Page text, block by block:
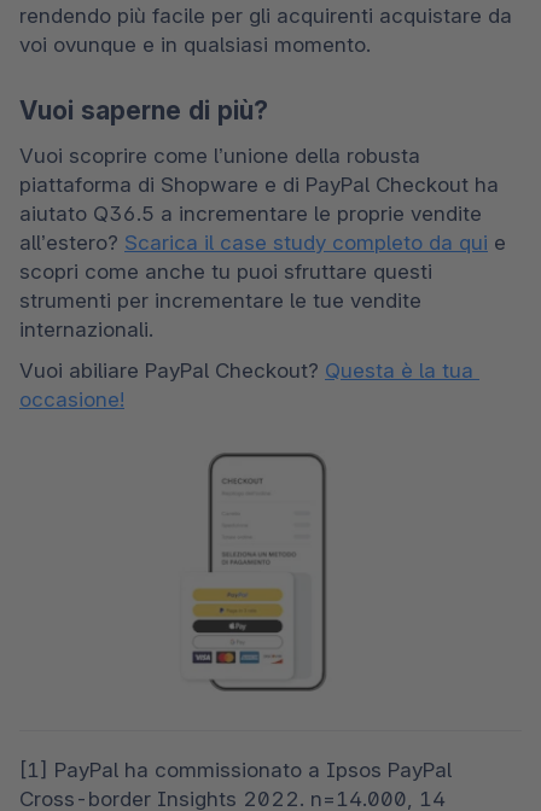
rendendo più facile per gli acquirenti acquistare da
voi ovunque e in qualsiasi momento.
Vuoi saperne di più?
Vuoi scoprire come l’unione della robusta
piattaforma di Shopware e di PayPal Checkout ha
aiutato Q36.5 a incrementare le proprie vendite
all’estero? Scarica il case study completo da qui e
scopri come anche tu puoi sfruttare questi
strumenti per incrementare le tue vendite
internazionali.
Vuoi abiliare PayPal Checkout? Questa è la tua
occasione!
[1] PayPal ha commissionato a Ipsos PayPal
Cross-border Insights 2022. n=14.000, 14